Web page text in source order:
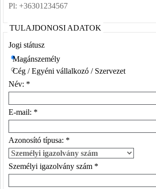
Pl: +36301234567
TULAJDONOSI ADATOK
Jogi státusz
Magánszemély
Cég / Egyéni vállalkozó / Szervezet
Név: *
E-mail: *
Azonosító típusa: *
Személyi igazolvány szám *